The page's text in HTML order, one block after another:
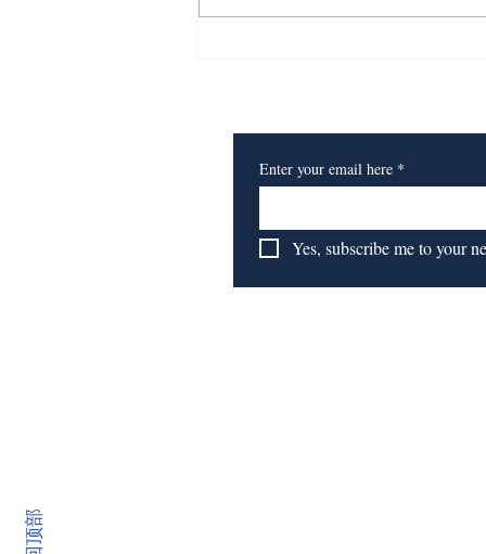
Enter your email here *
Yes, subscribe me to your